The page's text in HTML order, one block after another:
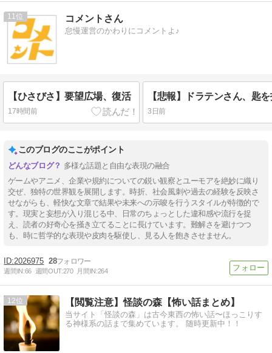
11 コメントさん
怠慢運営のかわりにコメントよ♪
【ひさびさ】要望広場、復活
17時間前 3日前
このブログのここがポイント
多様な話題と自由な表現の融合
ゲームやアニメ、企業や規約についての鋭い観察とユーモアを絶妙に織り
交ぜ、独特の世界観を展開します。時折、社会風刺や過去の経験を反映さ
せながらも、軽快な文章で結果や未来への示唆を行うスタイルが特徴的で
す。現実と妄想が入り混じる中、日常のちょっとした違和感や流行を捉
え、読者の好奇心を掻き立てることに長けています。難解さを避けつつ
も、時に哲学的な表現や皮肉を駆使し、見る人を飽きさせません。
2026975 28
週間IN:66 週間OUT:270 月間IN:264
12 【閲覧注意】怪談の森【怖い話まとめ】
当サイト「怪談の森」は古今東西の怖い話〜ほっこりす
る神様系の話まで集めています。 随時更新中！！